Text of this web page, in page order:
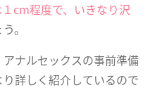
cm程度で、いきなり沢
。
ナルセックスの事前準備
詳しく紹介しているので